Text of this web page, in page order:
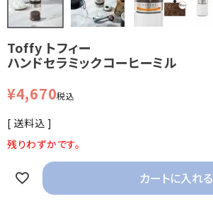
Toffy トフィー
ハンドセラミックコーヒーミル
¥4,670税込
送料込
残りわずかです。
カートに入れる